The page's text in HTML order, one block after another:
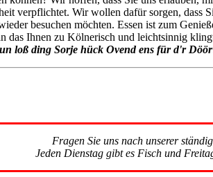
verpflichtet. Wir wollen dafür sorgen, dass
besuchen möchten. Essen ist zum
das Ihnen zu Kölnerisch und leichtsinnig
un loß ding Sorje hück Ovend ens für d'r
Fragen Sie uns nach unserer
Jeden Dienstag gibt es Fisch und